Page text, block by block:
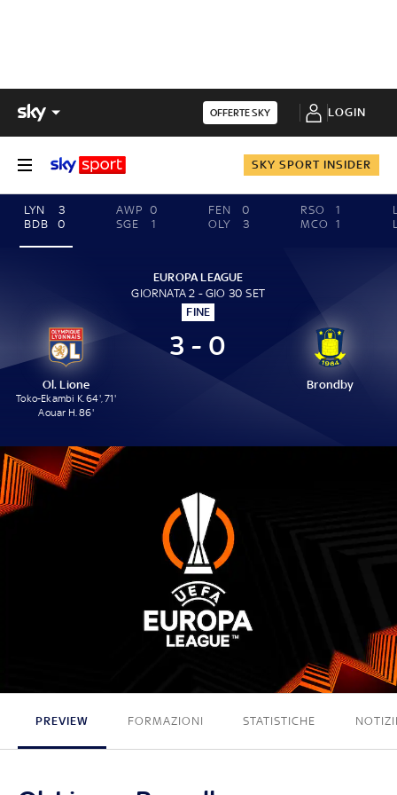
OFFERTE SKY LOGIN
SKY SPORT INSIDER
LYN
3
BDB
0
AWP 0
SGE
1
FEN
0
OLY
3
RSO
1
MCO
1
EUROPA LEAGUE
GIORNATA 2 - GIO 30 SET
FINE
Ol. Lione
Toko-Ekambi K. 64', 71'
Aouar H. 86'
3 - 0
Brondby
PREVIEW FORMAZIONI STATISTICHE